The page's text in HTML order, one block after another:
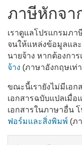
ภาษีหักจา
เราดูแลโปรแกรมภ
จนให้แหล่งข้อมูลแล
นายจ้าง หากต้องการ
จ้าง (ภาษาอังกฤษเท่
ขณะนี้เรายังไม่มีเอก
เอกสารฉบับแปลเมื่อ
เอกสารในภาษาอื่น
ฟอร์มและสิ่งพิมพ์ (ภ